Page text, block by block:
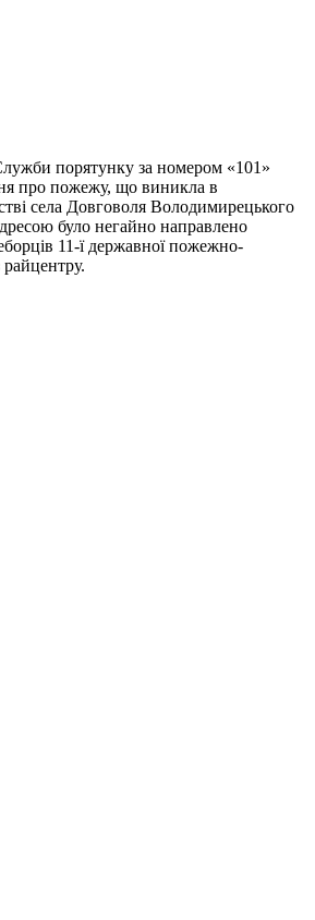
порятунку за номером «101»
про пожежу, що виникла в
села Довговоля Володимирецького
було негайно направлено
11-ї державної пожежно-
райцентру.